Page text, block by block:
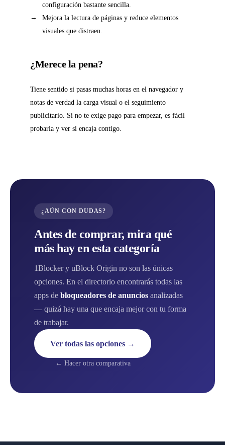
configuración bastante sencilla.
Mejora la lectura de páginas y reduce elementos
visuales que distraen.
¿Merece la pena?
Tiene sentido si pasas muchas horas en el navegador y
notas de verdad la carga visual o el seguimiento
publicitario. Si no te exige pago para empezar, es fácil
probarla y ver si encaja contigo.
¿AÚN CON DUDAS?
Antes de comprar, mira qué
más hay en esta categoría
1Blocker y uBlock Origin no son las únicas
opciones. En el directorio encontrarás todas las
apps de bloqueadores de anuncios analizadas
— quizá hay una que encaja mejor con tu forma
de trabajar.
Ver todas las opciones →
← Hacer otra comparativa